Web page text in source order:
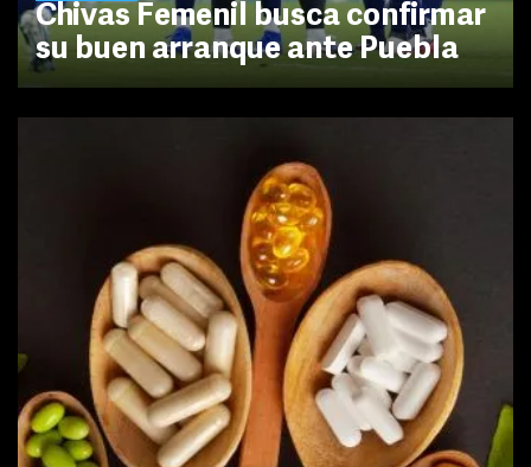
Chivas Femenil busca confirmar
su buen arranque ante Puebla